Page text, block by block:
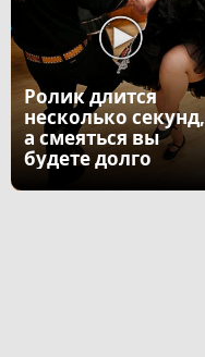
Ролик длится
несколько секунд,
а смеяться вы
будете долго